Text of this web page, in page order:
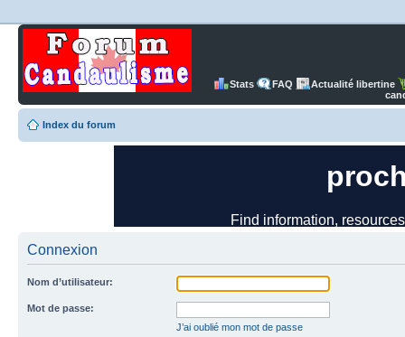
Stats FAQ
Actualité libertine
Index du forum
Connexion
Nom d’utilisateur:
Mot de passe:
J’ai oublié mon mot de passe